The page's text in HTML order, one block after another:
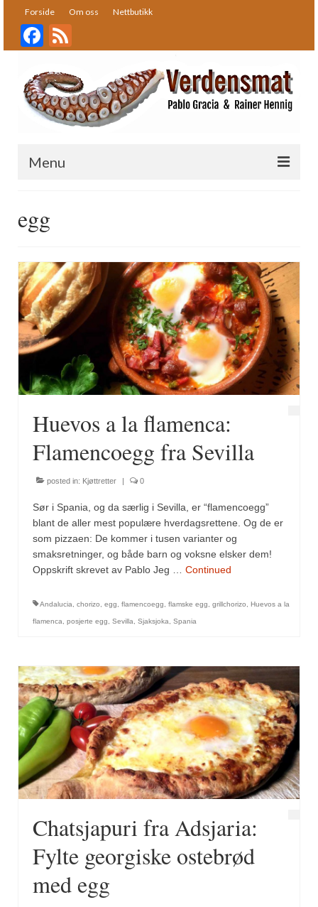
Forside Om oss Nettbutikk
Facebook
Menu
Oppskrifter
Desserter
Fisk og skalldyr
Gryteretter
Snacks
Supper
Olivenolje, oppskrifter
Krydder, oppskrifter
Bouquet garni
Cajunkrydder, mildt
Cajunkrydder, sterkt
Estragon
Guindillas
Herbes de Provence
Krøderens husmannsmiks
Løpstikke
Massalé seychellois
egg
Huevos a la flamenca:
Flamencoegg fra Sevilla
posted in: Kjøttretter | 0
Sør i Spania, og da særlig i Sevilla, er “flamencoegg”
blant de aller mest populære hverdagsrettene. Og de er
som pizzaen: De kommer i tusen varianter og
smaksretninger, og både barn og voksne elsker dem!
Oppskrift skrevet av Pablo Jeg … Continued
Andalucia chorizo egg flamencoegg flamske egg grillchorizo Huevos a la
flamenca posjerte egg Sevilla Sjaksjoka Spania
Chatsjapuri fra Adsjaria:
Fylte georgiske ostebrød
med egg